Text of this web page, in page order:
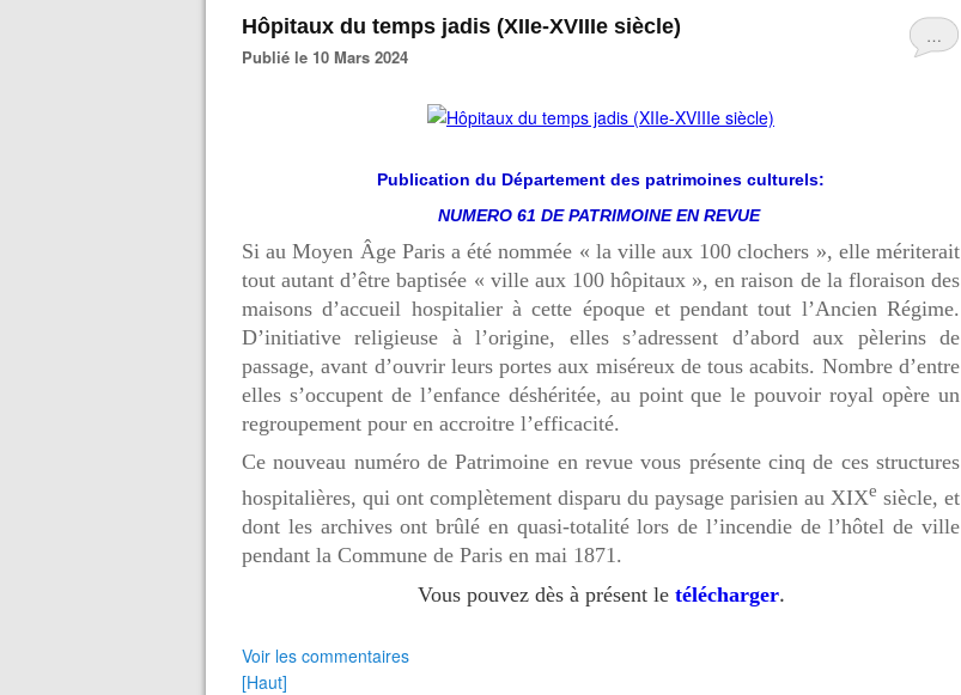
…
Hôpitaux du temps jadis (XIIe-XVIIIe siècle)
Publié le 10 Mars 2024
Publication du Département des patrimoines culturels:
NUMERO 61 DE PATRIMOINE EN REVUE
Si au Moyen Âge Paris a été nommée « la ville aux 100 clochers », elle mériterait
tout autant d’être baptisée « ville aux 100 hôpitaux », en raison de la floraison des
maisons d’accueil hospitalier à cette époque et pendant tout l’Ancien Régime.
D’initiative religieuse à l’origine, elles s’adressent d’abord aux pèlerins de
passage, avant d’ouvrir leurs portes aux miséreux de tous acabits. Nombre d’entre
elles s’occupent de l’enfance déshéritée, au point que le pouvoir royal opère un
regroupement pour en accroitre l’efficacité.
Ce nouveau numéro de Patrimoine en revue vous présente cinq de ces structures
hospitalières, qui ont complètement disparu du paysage parisien au XIXe siècle, et
dont les archives ont brûlé en quasi-totalité lors de l’incendie de l’hôtel de ville
pendant la Commune de Paris en mai 1871.
Vous pouvez dès à présent le télécharger.
Voir les commentaires
[Haut]